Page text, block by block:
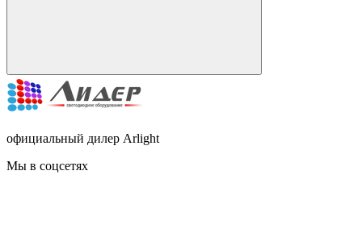
официальный дилер Arlight
Мы в соцсетях